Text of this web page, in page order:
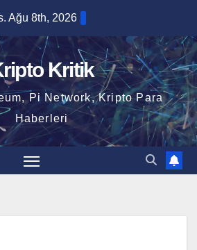
Ağu 8th, 2026
Kritik
Pi Network, Kripto Para
Haberleri